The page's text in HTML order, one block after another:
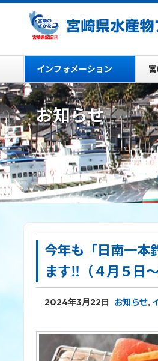
インフォメーション
お知らせ
今年も「日南一本
ます‼（４月５日
2024年3月22日 お知らせ,